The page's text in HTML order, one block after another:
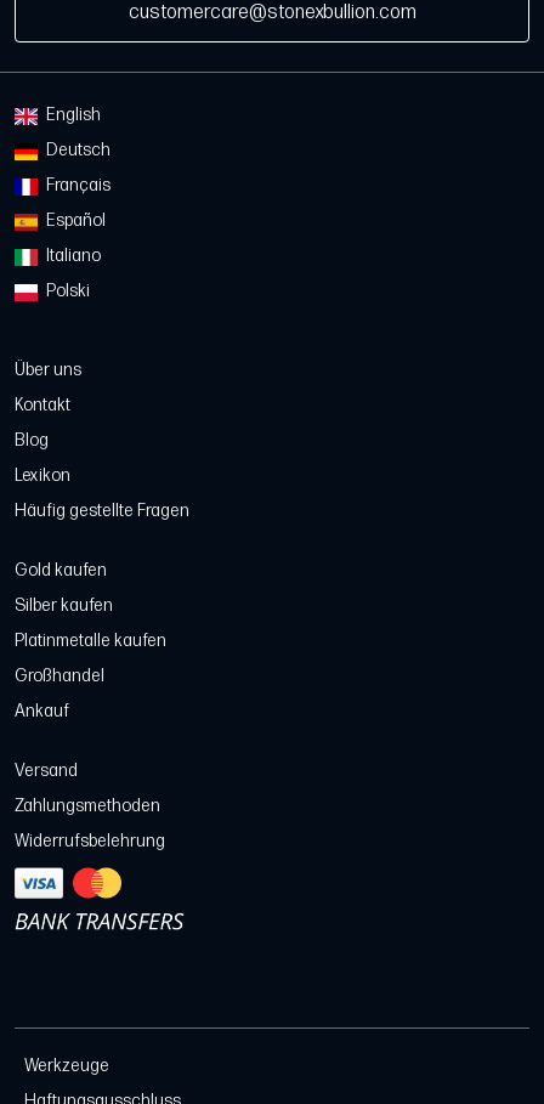
customercare@stonexbullion.com
English
Deutsch
Français
Español
Italiano
Polski
Über uns
Kontakt
Blog
Lexikon
Häufig gestellte Fragen
Gold kaufen
Silber kaufen
Platinmetalle kaufen
Großhandel
Ankauf
Versand
Zahlungsmethoden
Widerrufsbelehrung
Werkzeuge